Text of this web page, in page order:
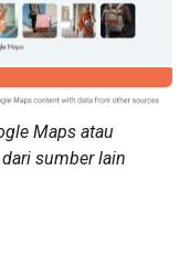
Maps atau
sumber lain